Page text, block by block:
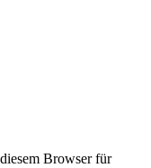
Browser für